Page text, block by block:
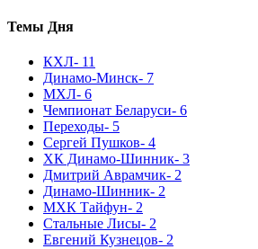
Темы Дня
КХЛ- 11
Динамо-Минск- 7
МХЛ- 6
Чемпионат Беларуси- 6
Переходы- 5
Сергей Пушков- 4
ХК Динамо-Шинник- 3
Дмитрий Аврамчик- 2
Динамо-Шинник- 2
МХК Тайфун- 2
Стальные Лисы- 2
Евгений Кузнецов- 2